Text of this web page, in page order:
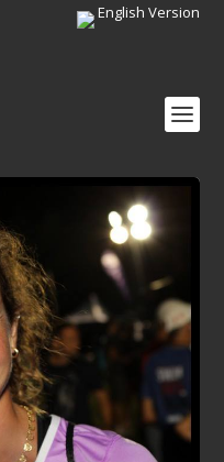
English Version